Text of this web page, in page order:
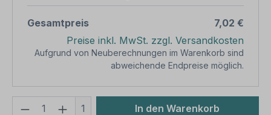
Gesamtpreis
7,02 €
Preise inkl. MwSt. zzgl. Versandkosten
Aufgrund von Neuberechnungen im Warenkorb sind
abweichende Endpreise möglich.
Produkt Anzahl: Gib den
1 In den Warenkorb